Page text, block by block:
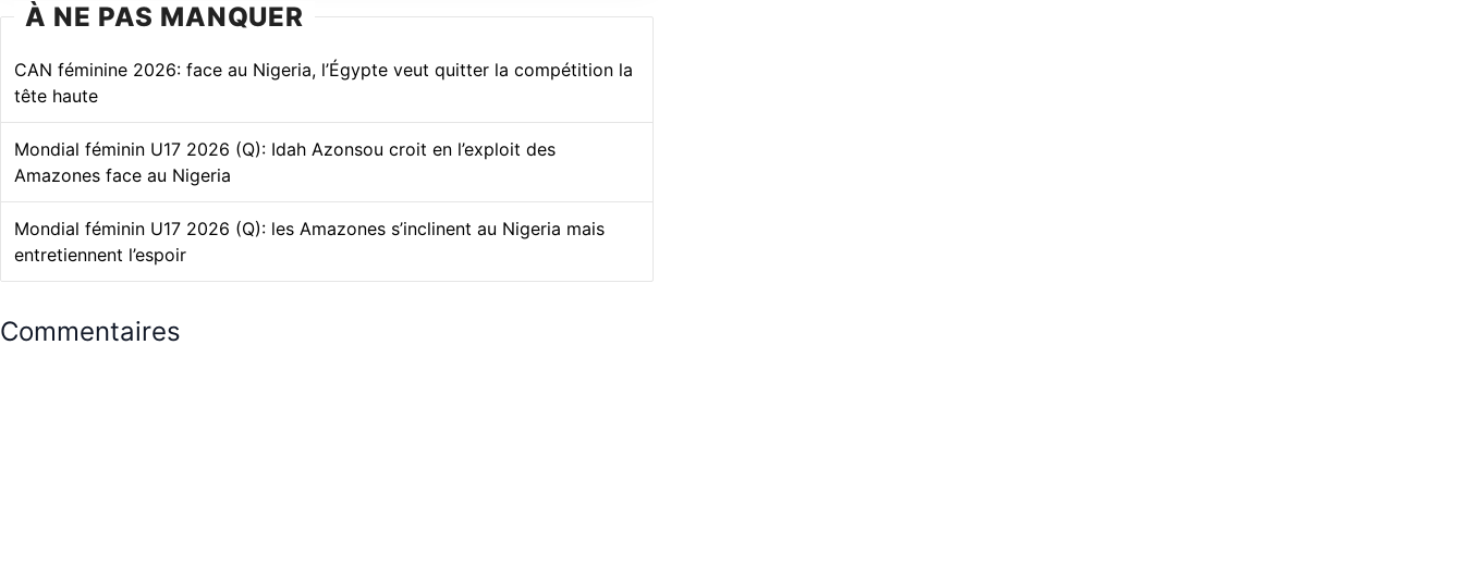
À NE PAS MANQUER
CAN féminine 2026: face au Nigeria, l’Égypte veut quitter la compétition la
tête haute
Mondial féminin U17 2026 (Q): Idah Azonsou croit en l’exploit des
Amazones face au Nigeria
Mondial féminin U17 2026 (Q): les Amazones s’inclinent au Nigeria mais
entretiennent l’espoir
Commentaires